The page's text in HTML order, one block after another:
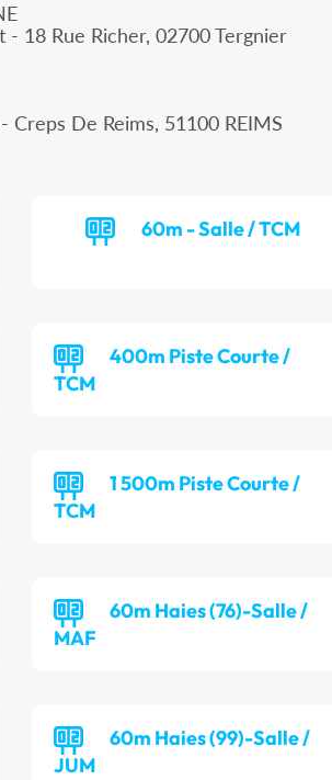
18 Rue Richer, 02700 Tergnier
Creps De Reims, 51100 REIMS
60m - Salle / TCM
400m Piste Courte /
TCM
1 500m Piste Courte /
TCM
60m Haies (76)-Salle /
MAF
60m Haies (99)-Salle /
JUM